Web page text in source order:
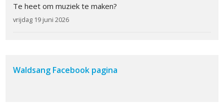
Te heet om muziek te maken?
vrijdag 19 juni 2026
Waldsang Facebook pagina